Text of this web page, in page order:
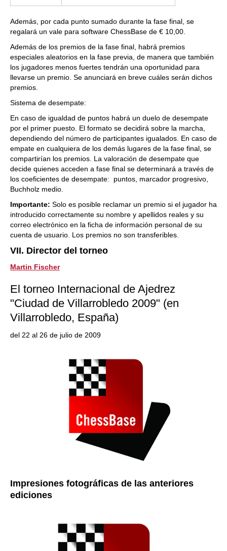
Además, por cada punto sumado durante la fase final, se
regalará un vale para software ChessBase de € 10,00.
Además de los premios de la fase final, habrá premios
especiales aleatorios en la fase previa, de manera que también
los jugadores menos fuertes tendrán una oportunidad para
llevarse un premio. Se anunciará en breve cuáles serán dichos
premios.
Sistema de desempate:
En caso de igualdad de puntos habrá un duelo de desempate
por el primer puesto. El formato se decidirá sobre la marcha,
dependiendo del número de participantes igualados. En caso de
empate en cualquiera de los demás lugares de la fase final, se
compartirían los premios. La valoración de desempate que
decide quienes acceden a fase final se determinará a través de
los coeficientes de desempate: puntos, marcador progresivo,
Buchholz medio.
Importante: Solo es posible reclamar un premio si el jugador ha
introducido correctamente su nombre y apellidos reales y su
correo electrónico en la ficha de información personal de su
cuenta de usuario. Los premios no son transferibles.
VII. Director del torneo
Martin Fischer
El torneo Internacional de Ajedrez
"Ciudad de Villarrobledo 2009" (en
Villarrobledo, España)
del 22 al 26 de julio de 2009
Impresiones fotográficas de las anteriores
ediciones